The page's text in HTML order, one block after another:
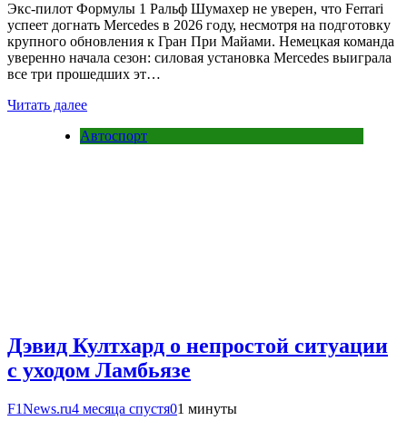
Экс-пилот Формулы 1 Ральф Шумахер не уверен, что Ferrari
успеет догнать Mercedes в 2026 году, несмотря на подготовку
крупного обновления к Гран При Майами. Немецкая команда
уверенно начала сезон: силовая установка Mercedes выиграла
все три прошедших эт…
Читать далее
Автоспорт
Дэвид Култхард о непростой ситуации
с уходом Ламбьязе
F1News.ru4 месяца спустя01 минуты